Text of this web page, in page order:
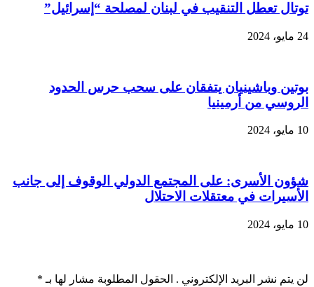
توتال تعطل التنقيب في لبنان لمصلحة “إسرائيل”
24 مايو، 2024
بوتين وباشينيان يتفقان على سحب حرس الحدود
الروسي من أرمينيا
10 مايو، 2024
شؤون الأسرى: على المجتمع الدولي الوقوف إلى جانب
الأسيرات في معتقلات الاحتلال
10 مايو، 2024
لن يتم نشر البريد الإلكتروني . الحقول المطلوبة مشار لها بـ *